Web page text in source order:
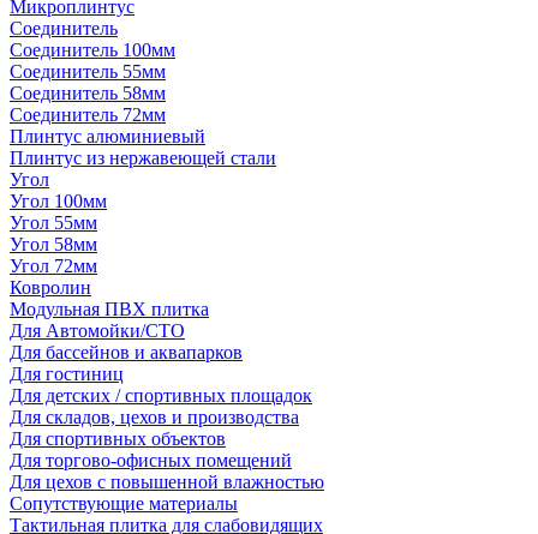
Микроплинтус
Соединитель
Соединитель 100мм
Соединитель 55мм
Соединитель 58мм
Соединитель 72мм
Плинтус алюминиевый
Плинтус из нержавеющей стали
Угол
Угол 100мм
Угол 55мм
Угол 58мм
Угол 72мм
Ковролин
Модульная ПВХ плитка
Для Автомойки/СТО
Для бассейнов и аквапарков
Для гостиниц
Для детских / спортивных площадок
Для складов, цехов и производства
Для спортивных объектов
Для торгово-офисных помещений
Для цехов с повышенной влажностью
Сопутствующие материалы
Тактильная плитка для слабовидящих